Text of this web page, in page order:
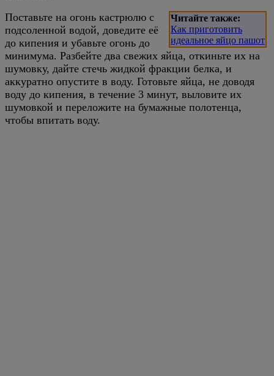
Читайте также:
Как приготовить
идеальное яйцо пашот
Поставьте на огонь кастрюлю с
подсоленной водой, доведите её
до кипения и убавьте огонь до
минимума. Разбейте два свежих яйца, откиньте их на
шумовку, дайте стечь жидкой фракции белка, и
аккуратно опустите в воду. Готовьте яйца, не доводя
воду до кипения, в течение 3 минут, выловите их
шумовкой и переложите на бумажные полотенца,
чтобы впитать воду.